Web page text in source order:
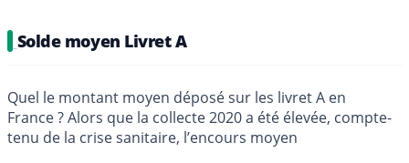
Solde moyen Livret A
Quel le montant moyen déposé sur les livret A en
France ? Alors que la collecte 2020 a été élevée, compte-
tenu de la crise sanitaire, l’encours moyen